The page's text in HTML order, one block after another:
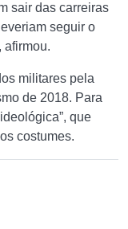
sair das carreiras
seguir o
afirmou.
militares pela
de 2018. Para
que
costumes.